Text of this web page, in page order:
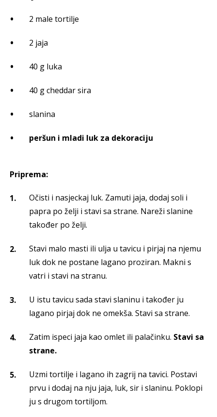
2 male tortilje
2 jaja
40 g luka
40 g cheddar sira
slanina
peršun i mladi luk za dekoraciju
Priprema:
Očisti i nasjeckaj luk. Zamuti jaja, dodaj soli i
papra po želji i stavi sa strane. Nareži slanine
također po želji.
Stavi malo masti ili ulja u tavicu i pirjaj na njemu
luk dok ne postane lagano proziran. Makni s
vatri i stavi na stranu.
U istu tavicu sada stavi slaninu i također ju
lagano pirjaj dok ne omekša. Stavi sa strane.
Zatim ispeci jaja kao omlet ili palačinku. Stavi sa
strane.
Uzmi tortilje i lagano ih zagrij na tavici. Postavi
prvu i dodaj na nju jaja, luk, sir i slaninu. Poklopi
ju s drugom tortiljom.